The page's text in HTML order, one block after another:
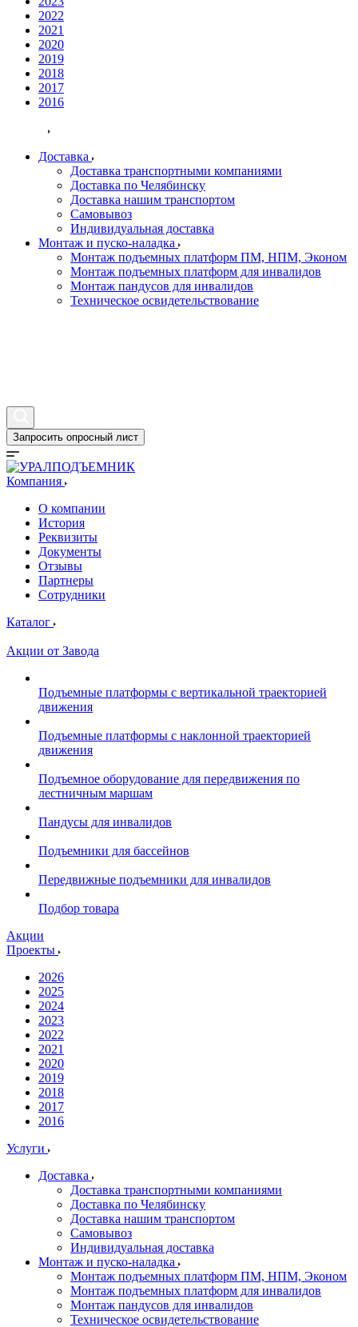
2022
2021
2020
2019
2018
2017
2016
Доставка
Доставка транспортными компаниями
Доставка по Челябинску
Доставка нашим транспортом
Самовывоз
Индивидуальная доставка
Монтаж и пуско-наладка
Монтаж подъемных платформ ПМ, НПМ, Эконом
Монтаж подъемных платформ для инвалидов
Монтаж пандусов для инвалидов
Техническое освидетельствование
Запросить опросный лист
Компания
О компании
История
Реквизиты
Документы
Отзывы
Партнеры
Сотрудники
Каталог
Акции от Завода
Подъемные платформы с вертикальной траекторией
движения
Подъемные платформы с наклонной траекторией
движения
Подъемное оборудование для передвижения по
лестничным маршам
Пандусы для инвалидов
Подъемники для бассейнов
Передвижные подъемники для инвалидов
Подбор товара
Акции
Проекты
2026
2025
2024
2023
2022
2021
2020
2019
2018
2017
2016
Услуги
Доставка
Доставка транспортными компаниями
Доставка по Челябинску
Доставка нашим транспортом
Самовывоз
Индивидуальная доставка
Монтаж и пуско-наладка
Монтаж подъемных платформ ПМ, НПМ, Эконом
Монтаж подъемных платформ для инвалидов
Монтаж пандусов для инвалидов
Техническое освидетельствование